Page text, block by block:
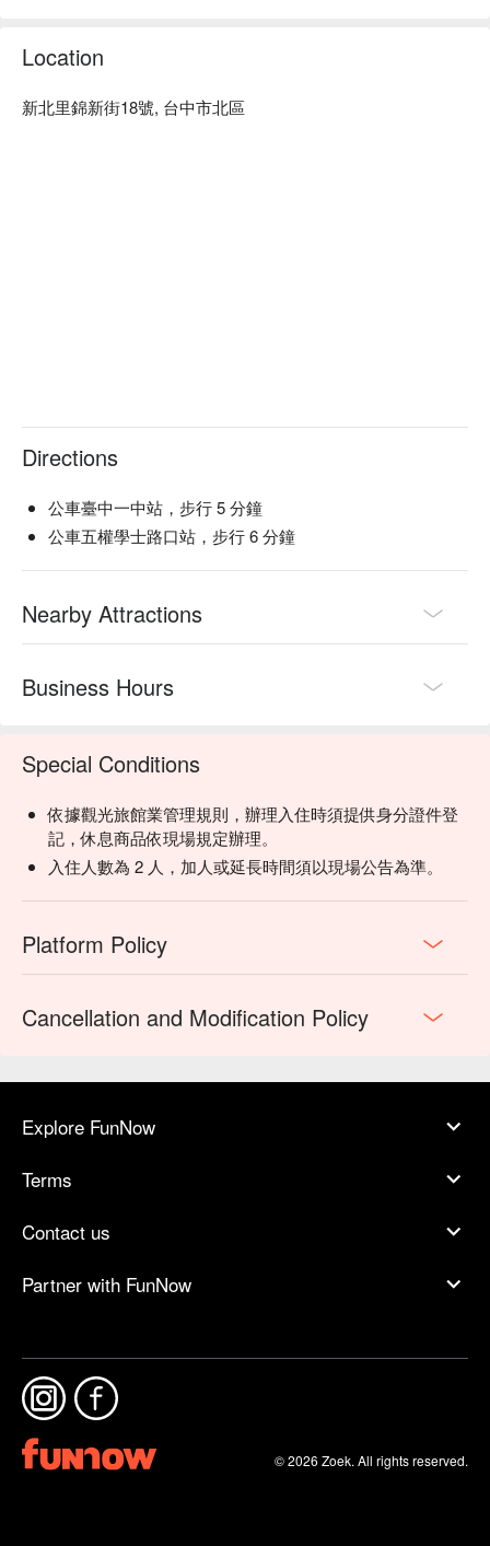
Location
新北里錦新街18號, 台中市北區
Directions
公車臺中一中站，步行 5 分鐘
公車五權學士路口站，步行 6 分鐘
Nearby Attractions
Business Hours
Special Conditions
依據觀光旅館業管理規則，辦理入住時須提供身分證件登
記，休息商品依現場規定辦理。
入住人數為 2 人，加人或延長時間須以現場公告為準。
Platform Policy
Cancellation and Modification Policy
Explore FunNow
Terms
Contact us
Partner with FunNow
© 2026 Zoek. All rights reserved.